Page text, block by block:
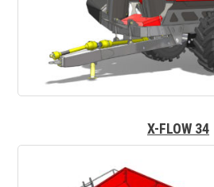
X-FLOW 34